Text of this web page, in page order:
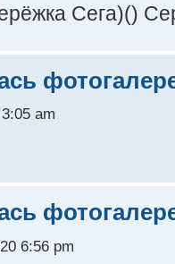
Сега)()
am
6:56 pm